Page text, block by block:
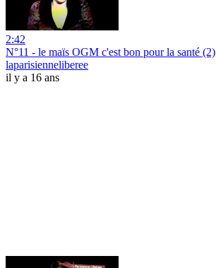
2:42
N°11 - le maïs OGM c'est bon pour la santé (2)
laparisienneliberee
il y a 16 ans